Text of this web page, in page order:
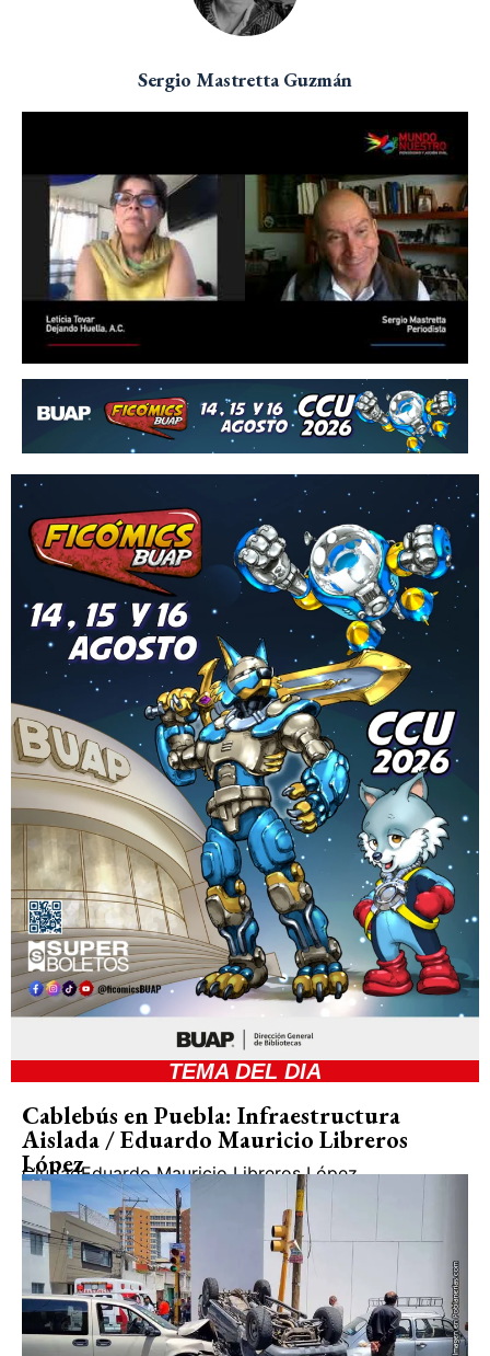
Sergio Mastretta Guzmán
TEMA DEL DIA
Cablebús en Puebla: Infraestructura
Aislada / Eduardo Mauricio Libreros
López
CiudadEduardo Mauricio Libreros López